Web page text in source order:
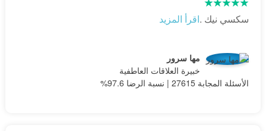
سكسي نيك .اقرأ المزيد
مها سرور
خبيرة العلاقات العاطفية
الأسئلة المجابة 27615 | نسبة الرضا 97.6%